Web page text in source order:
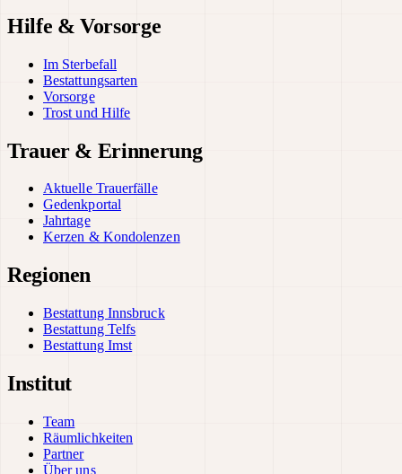
Hilfe & Vorsorge
Im Sterbefall
Bestattungsarten
Vorsorge
Trost und Hilfe
Trauer & Erinnerung
Aktuelle Trauerfälle
Gedenkportal
Jahrtage
Kerzen & Kondolenzen
Regionen
Bestattung Innsbruck
Bestattung Telfs
Bestattung Imst
Institut
Team
Räumlichkeiten
Partner
Über uns